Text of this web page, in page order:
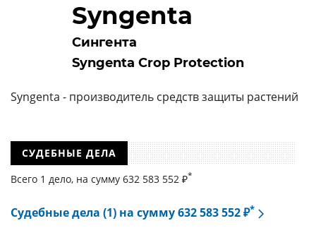
Syngenta
Сингента
Syngenta Crop Protection
Syngenta - производитель средств защиты растений
СУДЕБНЫЕ ДЕЛА
Всего 1 дело, на cумму 632 583 552 ₽*
Судебные дела (1) на сумму 632 583 552 ₽*